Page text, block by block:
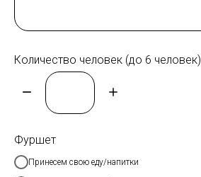
Количество человек (до 6 человек)
Фуршет
Принесем свою еду/напитки